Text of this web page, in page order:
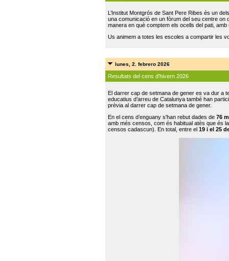
L’Institut Montgrós de Sant Pere Ribes és un
una comunicació en un fòrum del seu centre on
manera en què comptem els ocells del pati,
Us animem a totes les escoles a compartir les
lunes, 2. febrero 2026
Resultats del cens d'hivern 2026
El darrer cap de setmana de gener es va dur a
educatius d’arreu de Catalunya també han
prèvia al darrer cap de setmana de gener.
En el cens d’enguany s'han rebut dades de 76
amb més censos, com és habitual atès que és
censos cadascun). En total, entre el 19 i el 25